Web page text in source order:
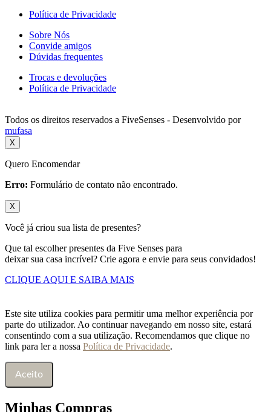
Política de Privacidade
Sobre Nós
Convide amigos
Dúvidas frequentes
Trocas e devoluções
Política de Privacidade
Todos os direitos reservados a FiveSenses - Desenvolvido por
mufasa
X
Quero Encomendar
Erro: Formulário de contato não encontrado.
X
Você já criou sua lista de presentes?
Que tal escolher presentes da Five Senses para
deixar sua casa incrível? Crie agora e envie para seus convidados!
CLIQUE AQUI E SAIBA MAIS
Este site utiliza cookies para permitir uma melhor experiência por
parte do utilizador. Ao continuar navegando em nosso site, estará
consentindo com a sua utilização. Recomendamos que clique no
link para ler a nossa Política de Privacidade.
Aceito
Minhas Compras